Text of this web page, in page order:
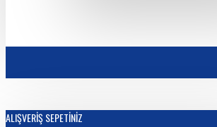
ALIŞVERIŞ SEPETINIZ